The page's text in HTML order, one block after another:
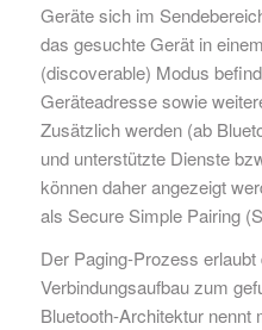
Geräte sich im
das gesuchte Gerät in
(discoverable) Modus
Geräteadresse sowie
Zusätzlich werden (ab
und unterstützte Dienste
können daher angezeigt
als Secure Simple Pairing
Der Paging-Prozess
Verbindungsaufbau zum
Bluetooth-Architektur nennt